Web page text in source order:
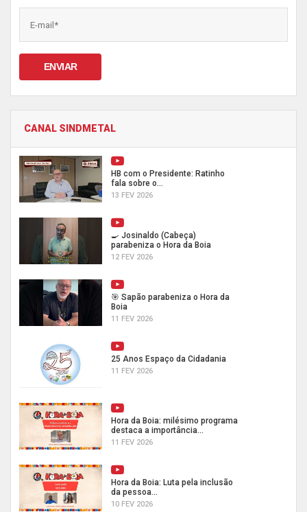
ENVIAR
CANAL SINDMETAL
HB com o Presidente: Ratinho
fala sobre o...
13 FEV 2026
🍳 Josinaldo (Cabeça)
parabeniza o Hora da Boia
12 FEV 2026
🎯 Sapão parabeniza o Hora da
Boia
11 FEV 2026
25 Anos Espaço da Cidadania
11 FEV 2026
Hora da Boia: milésimo programa
destaca a importância...
11 FEV 2026
Hora da Boia: Luta pela inclusão
da pessoa...
10 FEV 2026